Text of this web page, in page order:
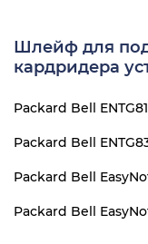
Шлейф для
кардридера
Packard Bell
Packard Bell
Packard Bell
Packard Bell